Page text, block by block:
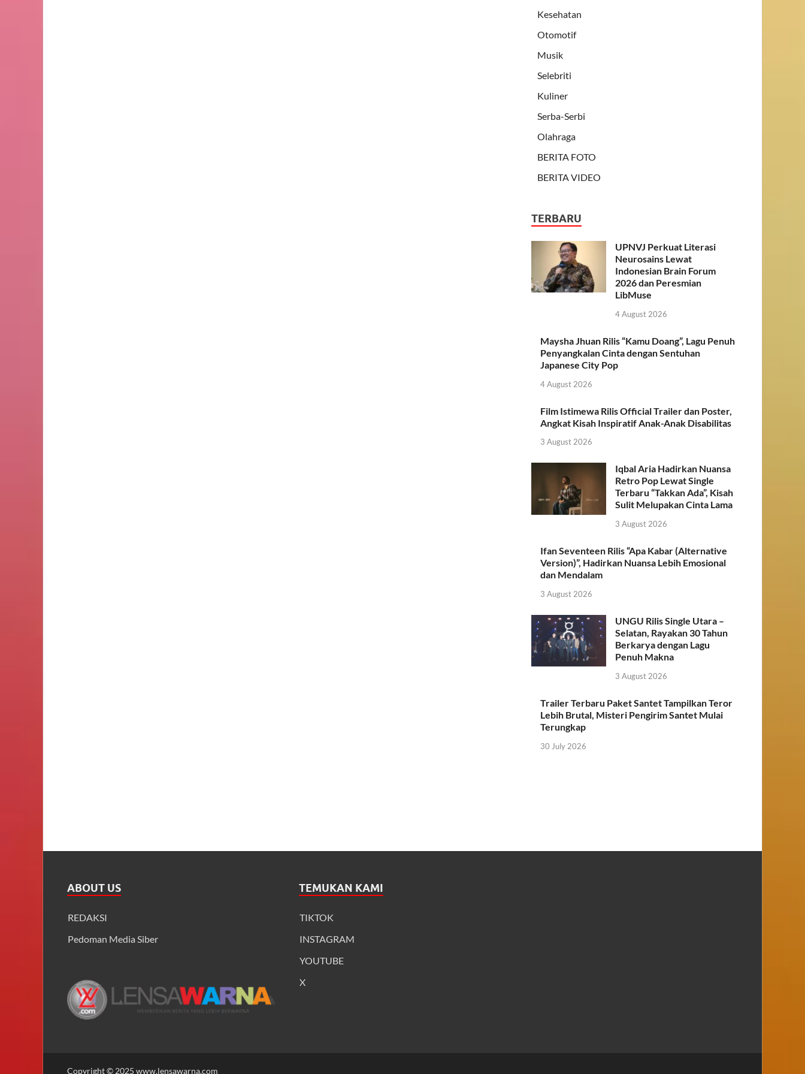
Kesehatan
Otomotif
Musik
Selebriti
Kuliner
Serba-Serbi
Olahraga
BERITA FOTO
BERITA VIDEO
TERBARU
UPNVJ Perkuat Literasi
Neurosains Lewat
Indonesian Brain Forum
2026 dan Peresmian
LibMuse
4 August 2026
Maysha Jhuan Rilis “Kamu Doang”, Lagu Penuh
Penyangkalan Cinta dengan Sentuhan
Japanese City Pop
4 August 2026
Film Istimewa Rilis Official Trailer dan Poster,
Angkat Kisah Inspiratif Anak-Anak Disabilitas
3 August 2026
Iqbal Aria Hadirkan Nuansa
Retro Pop Lewat Single
Terbaru “Takkan Ada”, Kisah
Sulit Melupakan Cinta Lama
3 August 2026
Ifan Seventeen Rilis “Apa Kabar (Alternative
Version)”, Hadirkan Nuansa Lebih Emosional
dan Mendalam
3 August 2026
UNGU Rilis Single Utara –
Selatan, Rayakan 30 Tahun
Berkarya dengan Lagu
Penuh Makna
3 August 2026
Trailer Terbaru Paket Santet Tampilkan Teror
Lebih Brutal, Misteri Pengirim Santet Mulai
Terungkap
30 July 2026
ABOUT US
REDAKSI
Pedoman Media Siber
TEMUKAN KAMI
TIKTOK
INSTAGRAM
YOUTUBE
X
Copyright © 2025 www.lensawarna.com